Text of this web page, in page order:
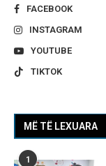
FACEBOOK
INSTAGRAM
YOUTUBE
TIKTOK
MË TË LEXUARA
1